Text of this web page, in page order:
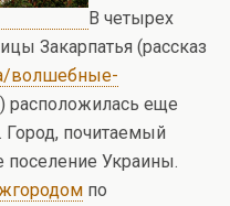
В четырех
Закарпатья (рассказ
волшебные-
) расположилась еще
Город, почитаемый
Украины.
по